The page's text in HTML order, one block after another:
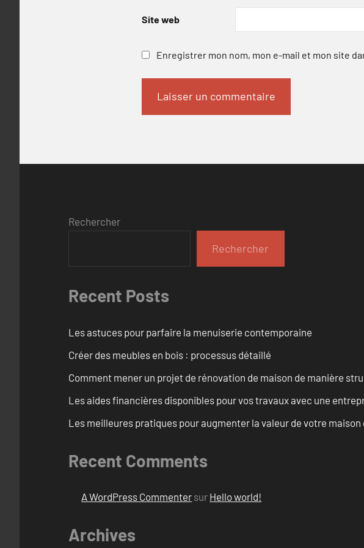
Site web
Enregistrer mon nom, mon e-mail et mon site
Rechercher
Rechercher
Recent Posts
Les astuces pour parfaire la menuiserie contemporaine
Créer des meubles en bois : processus détaillé
Comment mener un projet de rénovation de maison de manière
Les aides financières disponibles pour vos travaux avec une
Les meilleures pratiques pour augmenter la valeur de votre
Recent Comments
A WordPress Commenter sur Hello world!
Archives